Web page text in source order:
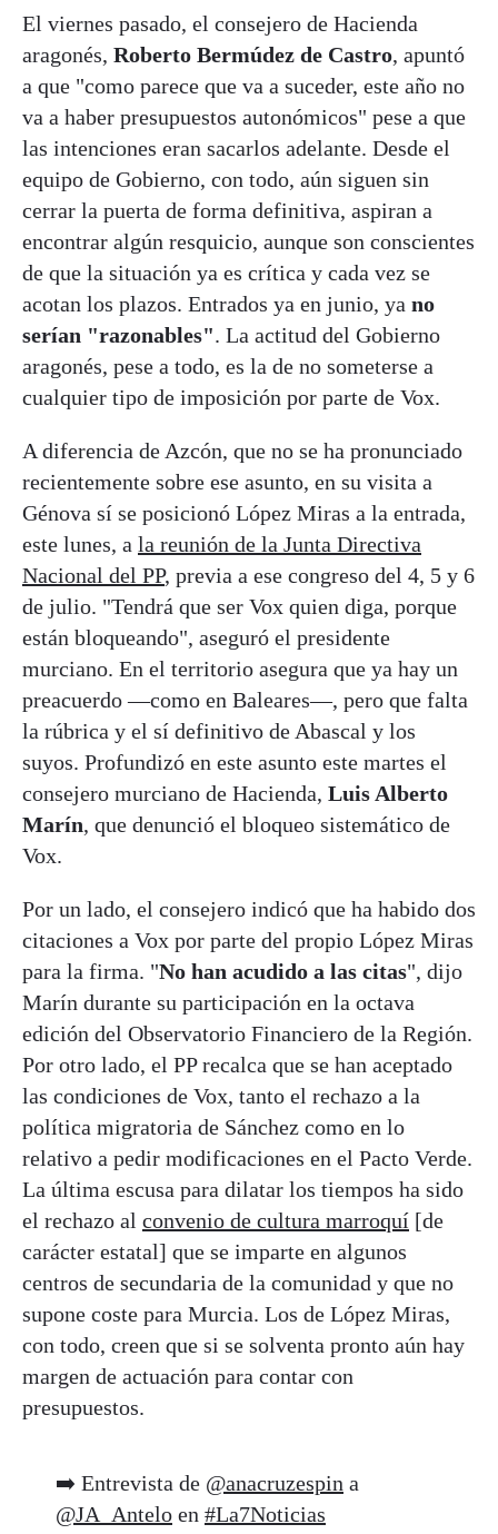
El viernes pasado, el consejero de Hacienda
aragonés, Roberto Bermúdez de Castro, apuntó
a que "como parece que va a suceder, este año no
va a haber presupuestos autonómicos" pese a que
las intenciones eran sacarlos adelante. Desde el
equipo de Gobierno, con todo, aún siguen sin
cerrar la puerta de forma definitiva, aspiran a
encontrar algún resquicio, aunque son conscientes
de que la situación ya es crítica y cada vez se
acotan los plazos. Entrados ya en junio, ya no
serían "razonables". La actitud del Gobierno
aragonés, pese a todo, es la de no someterse a
cualquier tipo de imposición por parte de Vox.
A diferencia de Azcón, que no se ha pronunciado
recientemente sobre ese asunto, en su visita a
Génova sí se posicionó López Miras a la entrada,
este lunes, a la reunión de la Junta Directiva
Nacional del PP, previa a ese congreso del 4, 5 y 6
de julio. "Tendrá que ser Vox quien diga, porque
están bloqueando", aseguró el presidente
murciano. En el territorio asegura que ya hay un
preacuerdo —como en Baleares—, pero que falta
la rúbrica y el sí definitivo de Abascal y los
suyos. Profundizó en este asunto este martes el
consejero murciano de Hacienda, Luis Alberto
Marín, que denunció el bloqueo sistemático de
Vox.
Por un lado, el consejero indicó que ha habido dos
citaciones a Vox por parte del propio López Miras
para la firma. "No han acudido a las citas", dijo
Marín durante su participación en la octava
edición del Observatorio Financiero de la Región.
Por otro lado, el PP recalca que se han aceptado
las condiciones de Vox, tanto el rechazo a la
política migratoria de Sánchez como en lo
relativo a pedir modificaciones en el Pacto Verde.
La última escusa para dilatar los tiempos ha sido
el rechazo al convenio de cultura marroquí [de
carácter estatal] que se imparte en algunos
centros de secundaria de la comunidad y que no
supone coste para Murcia. Los de López Miras,
con todo, creen que si se solventa pronto aún hay
margen de actuación para contar con
presupuestos.
➡️ Entrevista de @anacruzespin a
@JA_Antelo en #La7Noticias